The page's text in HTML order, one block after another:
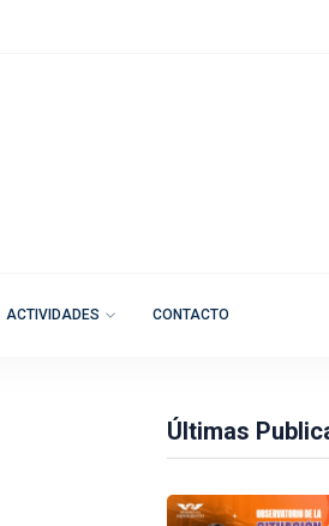
ACTIVIDADES CONTACTO
Últimas